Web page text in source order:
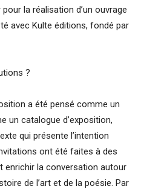
la réalisation d’un ouvrage
avec Kulte éditions, fondé par
?
a été pensé comme un
un catalogue d’exposition,
qui présente l’intention
ont été faites à des
enrichir la conversation autour
de l’art et de la poésie. Par